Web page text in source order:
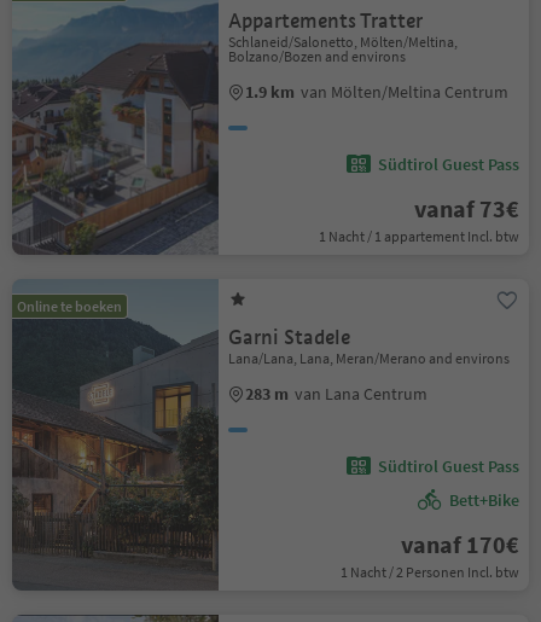
Appartements Tratter
Schlaneid/Salonetto, Mölten/Meltina,
Bolzano/Bozen and environs
1.9 km van Mölten/Meltina Centrum
Südtirol Guest Pass
vanaf 73€
1 Nacht / 1 appartement Incl. btw
Online te boeken
Garni Stadele
Lana/Lana, Lana, Meran/Merano and environs
283 m van Lana Centrum
Südtirol Guest Pass
Bett+Bike
vanaf 170€
1 Nacht / 2 Personen Incl. btw